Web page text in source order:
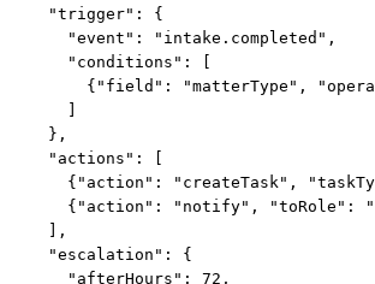
  "trigger": {
    "event": "intake.completed",
    "conditions": [
{"field": "matterType",
    ]
  },
  "actions": [
{"action": "createTask",
{"action": "notify", "toRole":
  ],
  "escalation": {
    "afterHours": 72,